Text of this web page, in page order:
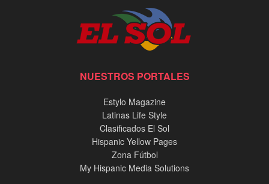
NUESTROS PORTALES
Estylo Magazine
Latinas Life Style
Clasificados El Sol
Hispanic Yellow Pages
Zona Fútbol
My Hispanic Media Solutions